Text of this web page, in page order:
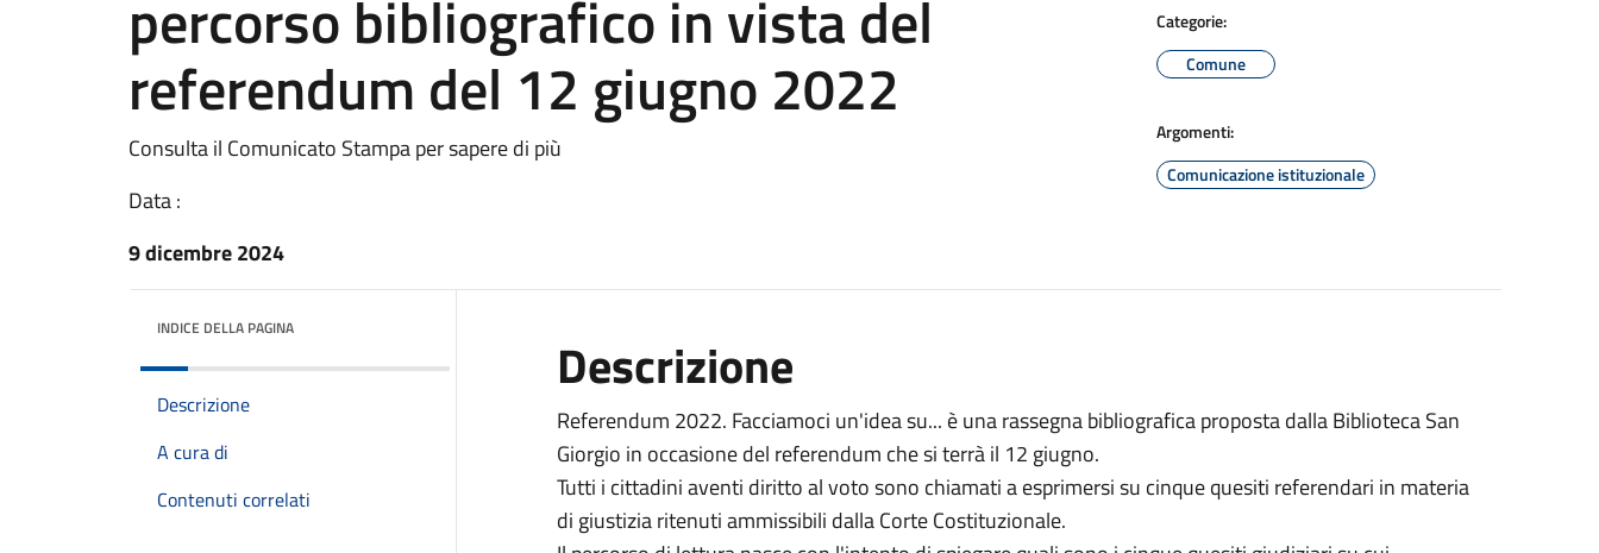
percorso bibliografico in vista del
referendum del 12 giugno 2022
Consulta il Comunicato Stampa per sapere di più
Data :
9 dicembre 2024
Categorie:
Comune
Argomenti:
Comunicazione istituzionale
INDICE DELLA PAGINA
Descrizione
A cura di
Contenuti correlati
Descrizione
Referendum 2022. Facciamoci un'idea su... è una rassegna bibliografica proposta dalla Biblioteca San
Giorgio in occasione del referendum che si terrà il 12 giugno.
Tutti i cittadini aventi diritto al voto sono chiamati a esprimersi su cinque quesiti referendari in materia
di giustizia ritenuti ammissibili dalla Corte Costituzionale.